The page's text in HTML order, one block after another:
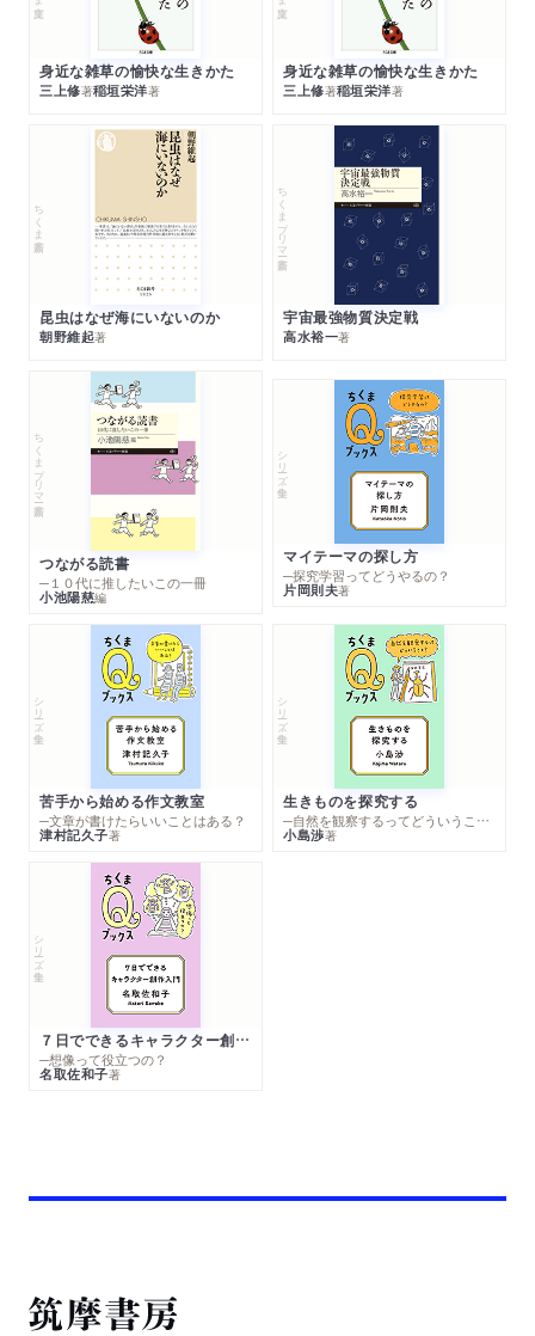
身近な雑草の愉快な生きかた
三上修著稲垣栄洋著
身近な雑草の愉快な生きかた
三上修著稲垣栄洋著
ちくま新書
昆虫はなぜ海にいないのか
朝野維起著
ちくまプリマー新書
宇宙最強物質決定戦
高水裕一著
ちくまプリマー新書
つながる読書
─１０代に推したいこの一冊
小池陽慈編
シリーズ・全集
マイテーマの探し方
─探究学習ってどうやるの？
片岡則夫著
シリーズ・全集
苦手から始める作文教室
─文章が書けたらいいことはある？
津村記久子著
シリーズ・全集
生きものを探究する
─自然を観察するってどういうこと？
小島渉著
シリーズ・全集
７日でできるキャラクター創作入門
─想像って役立つの？
名取佐和子著